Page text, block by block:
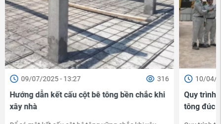
09/07/2025 - 13:27 316
Hướng dẫn kết cấu cột bê tông bền chắc khi
xây nhà
10/04/
Quy trình
tông đúc